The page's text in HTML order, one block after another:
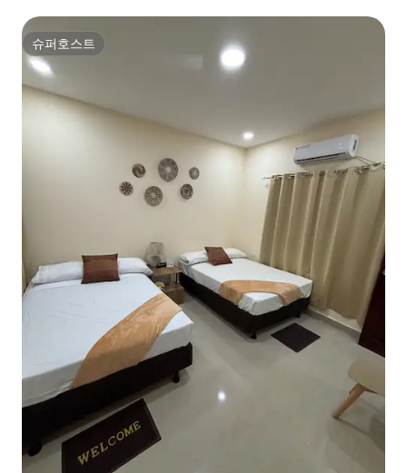
슈퍼호스트
슈퍼호스트